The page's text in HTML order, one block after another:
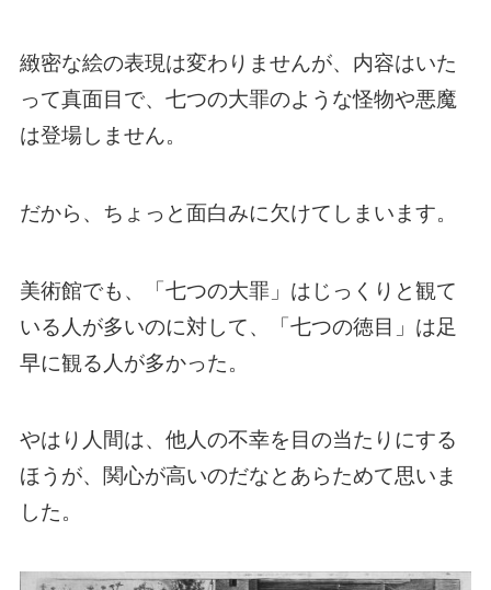
緻密な絵の表現は変わりませんが、内容はいた
って真面目で、七つの大罪のような怪物や悪魔
は登場しません。
だから、ちょっと面白みに欠けてしまいます。
美術館でも、「七つの大罪」はじっくりと観て
いる人が多いのに対して、「七つの徳目」は足
早に観る人が多かった。
やはり人間は、他人の不幸を目の当たりにする
ほうが、関心が高いのだなとあらためて思いま
した。